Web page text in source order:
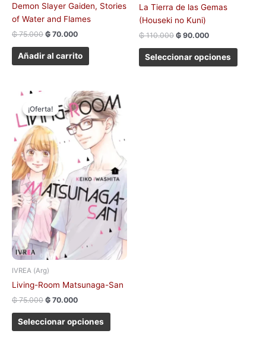
Demon Slayer Gaiden, Stories
of Water and Flames
₲75.000 ₲ 70.000
Añadir al carrito
La Tierra de las Gemas
(Houseki no Kuni)
₲110.000 ₲ 90.000
Seleccionar opciones
¡Oferta!
¡Oferta!
IVREA (Arg)
Living-Room Matsunaga-San
₲75.000
precio
original
era:
₲ 75.000.
₲ 70.000
El
precio
actual
es:
₲ 70.000.
Seleccionar opciones
Este
producto
tiene
múltiples
variantes.
Las
opciones
se
pueden
elegir
en
página